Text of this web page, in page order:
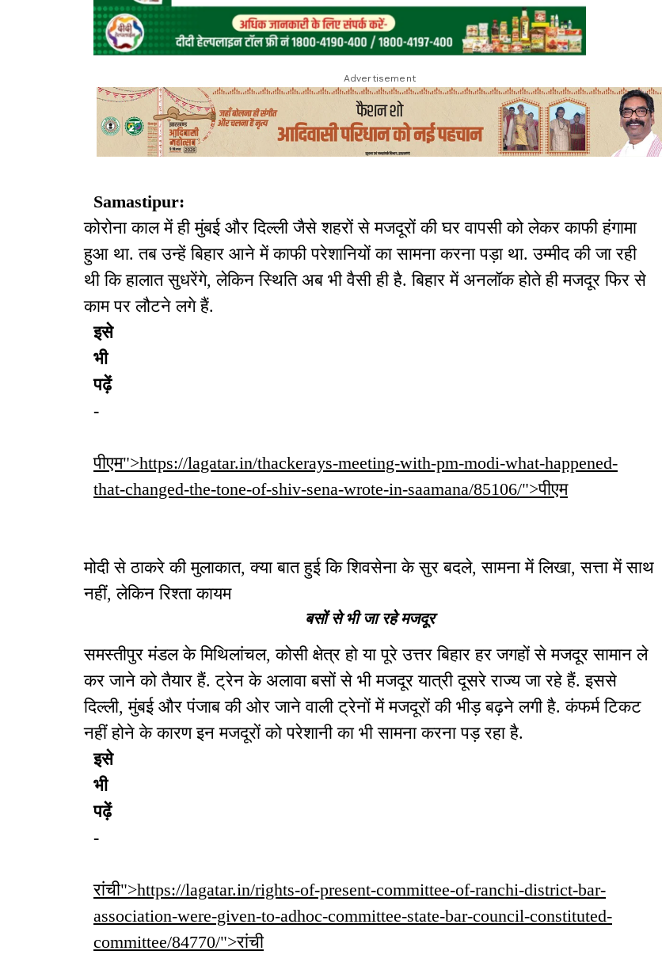
Advertisement
Samastipur:
कोरोना काल में ही मुंबई और दिल्ली जैसे शहरों से मजदूरों की घर वापसी को लेकर काफी हंगामा
हुआ था. तब उन्हें बिहार आने में काफी परेशानियों का सामना करना पड़ा था. उम्मीद की जा रही
थी कि हालात सुधरेंगे, लेकिन स्थिति अब भी वैसी ही है. बिहार में अनलॉक होते ही मजदूर फिर से
काम पर लौटने लगे हैं.
इसे
भी
पढ़ें
-
पीएम">https://lagatar.in/thackerays-meeting-with-pm-modi-what-happened-
that-changed-the-tone-of-shiv-sena-wrote-in-saamana/85106/">पीएम
मोदी से ठाकरे की मुलाकात, क्या बात हुई कि शिवसेना के सुर बदले, सामना में लिखा, सत्ता में साथ
नहीं, लेकिन रिश्ता कायम
बसों से भी जा रहे मजदूर
समस्तीपुर मंडल के मिथिलांचल, कोसी क्षेत्र हो या पूरे उत्तर बिहार हर जगहों से मजदूर सामान ले
कर जाने को तैयार हैं. ट्रेन के अलावा बसों से भी मजदूर यात्री दूसरे राज्य जा रहे हैं. इससे
दिल्ली, मुंबई और पंजाब की ओर जाने वाली ट्रेनों में मजदूरों की भीड़ बढ़ने लगी है. कंफर्म टिकट
नहीं होने के कारण इन मजदूरों को परेशानी का भी सामना करना पड़ रहा है.
इसे
भी
पढ़ें
-
रांची">https://lagatar.in/rights-of-present-committee-of-ranchi-district-bar-
association-were-given-to-adhoc-committee-state-bar-council-constituted-
committee/84770/">रांची